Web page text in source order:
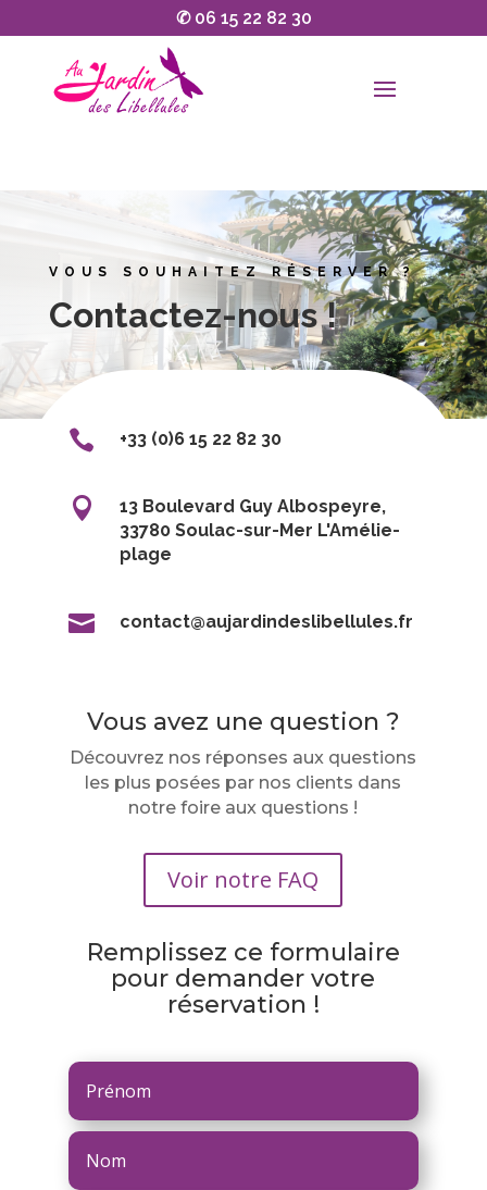
✆ 06 15 22 82 30
VOUS SOUHAITEZ RÉSERVER ?
Contactez-nous !
 +33 (0)6 15 22 82 30

13 Boulevard Guy Albospeyre,
33780 Soulac-sur-Mer L'Amélie-
plage
 contact@aujardindeslibellules.fr
Vous avez une question ?
Découvrez nos réponses aux questions
les plus posées par nos clients dans
notre foire aux questions !
Voir notre FAQ
Remplissez ce formulaire
pour demander votre
réservation !